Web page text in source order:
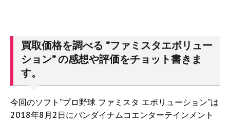
買取価格を調べる ”ファミスタエボリュー
ション” の感想や評価をチョット書きま
す。
今回のソフト”プロ野球 ファミスタ エボリューション”は
2018年8月2日にバンダイナムコエンターテインメント